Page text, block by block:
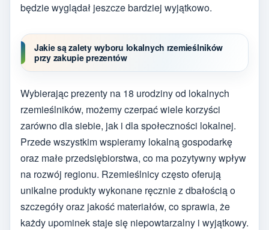
będzie wyglądał jeszcze bardziej wyjątkowo.
Jakie są zalety wyboru lokalnych rzemieślników
przy zakupie prezentów
Wybierając prezenty na 18 urodziny od lokalnych
rzemieślników, możemy czerpać wiele korzyści
zarówno dla siebie, jak i dla społeczności lokalnej.
Przede wszystkim wspieramy lokalną gospodarkę
oraz małe przedsiębiorstwa, co ma pozytywny wpływ
na rozwój regionu. Rzemieślnicy często oferują
unikalne produkty wykonane ręcznie z dbałością o
szczegóły oraz jakość materiałów, co sprawia, że
każdy upominek staje się niepowtarzalny i wyjątkowy.